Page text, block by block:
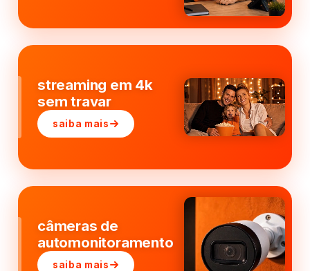
streaming em 4k
sem travar
saiba mais
câmeras de
automonitoramento
saiba mais